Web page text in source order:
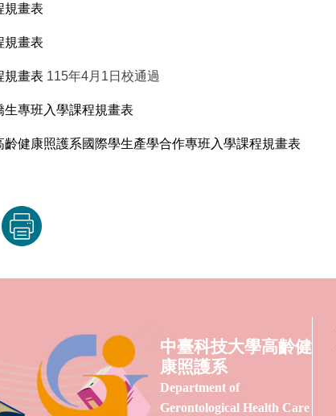
規畫表
規畫表
規畫表 115年4月1日校通過
專班入學課程規畫表
健康照護系國際學生產學合作專班入學課程規畫表
中臺科技大學高齡健
康照護系
Department of
Gerontological Health Care